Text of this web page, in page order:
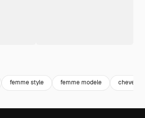
femme style femme modele cheveux